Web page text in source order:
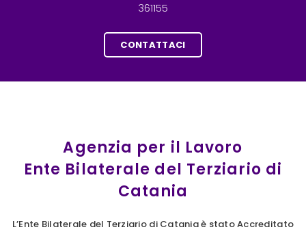
361155
CONTATTACI
Agenzia per il Lavoro
Ente Bilaterale del Terziario di
Catania
L’Ente Bilaterale del Terziario di Catania è stato Accreditato